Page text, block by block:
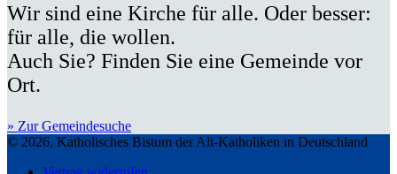
Wir sind eine Kirche für alle. Oder besser:
für alle, die wollen.
Auch Sie? Finden Sie eine Gemeinde vor
Ort.
» Zur Gemeindesuche
© 2026, Katholisches Bistum der Alt-Katholiken in Deutschland